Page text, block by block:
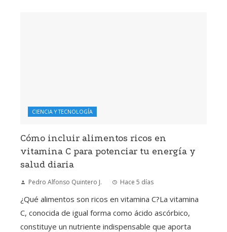
CIENCIA Y TECNOLOGÍA
Cómo incluir alimentos ricos en
vitamina C para potenciar tu energía y
salud diaria
Pedro Alfonso Quintero J. Hace 5 días
¿Qué alimentos son ricos en vitamina C?La vitamina
C, conocida de igual forma como ácido ascórbico,
constituye un nutriente indispensable que aporta